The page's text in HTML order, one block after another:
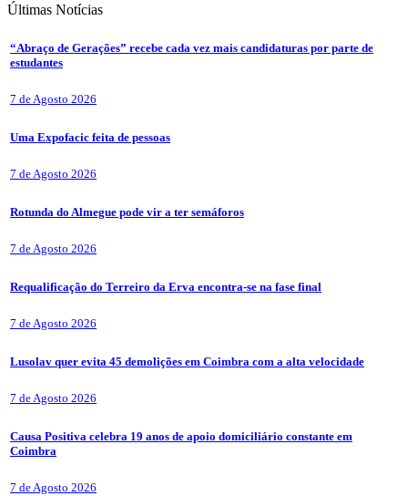
Últimas Notícias
“Abraço de Gerações” recebe cada vez mais candidaturas por parte de
estudantes
7 de Agosto 2026
Uma Expofacic feita de pessoas
7 de Agosto 2026
Rotunda do Almegue pode vir a ter semáforos
7 de Agosto 2026
Requalificação do Terreiro da Erva encontra-se na fase final
7 de Agosto 2026
Lusolav quer evita 45 demolições em Coimbra com a alta velocidade
7 de Agosto 2026
Causa Positiva celebra 19 anos de apoio domiciliário constante em
Coimbra
7 de Agosto 2026